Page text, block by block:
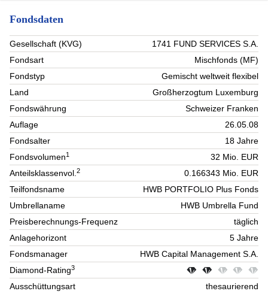
Fondsdaten
Gesellschaft (KVG)
1741 FUND SERVICES S.A.
Fondsart
Mischfonds (MF)
Fondstyp
Gemischt weltweit flexibel
Land
Großherzogtum Luxemburg
Fondswährung
Schweizer Franken
Auflage
26.05.08
Fondsalter
18 Jahre
Fondsvolumen1
32 Mio. EUR
Anteilsklassenvol.2
0.166343 Mio. EUR
Teilfondsname
HWB PORTFOLIO Plus Fonds
Umbrellaname
HWB Umbrella Fund
Preisberechnungs-Frequenz
täglich
Anlagehorizont
5 Jahre
Fondsmanager
HWB Capital Management S.A.
Diamond-Rating3
Ausschüttungsart thesaurierend